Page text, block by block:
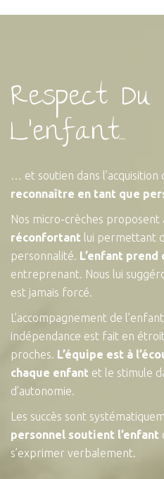
Respect
L'enfant...
… et soutien dans l’acquisition
reconnaître en tant que
Nos micro-crèches proposent
réconfortant lui permettant
personnalité. L’enfant prend
entreprenant. Nous lui
est jamais forcé.
L’accompagnement de
indépendance est fait en
proches. L’équipe est à
chaque enfant et le stimule
d’autonomie.
Les succès sont
personnel soutient l’enfant
s’exprimer verbalement.